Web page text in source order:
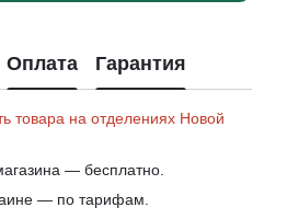
Оплата Гарантия
товара на отделениях Новой
— бесплатно.
— по тарифам.